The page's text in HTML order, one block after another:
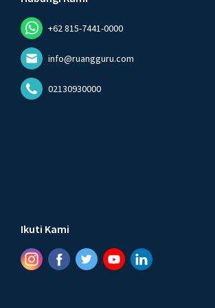
+62 815-7441-0000
info@ruangguru.com
02130930000
Ikuti Kami